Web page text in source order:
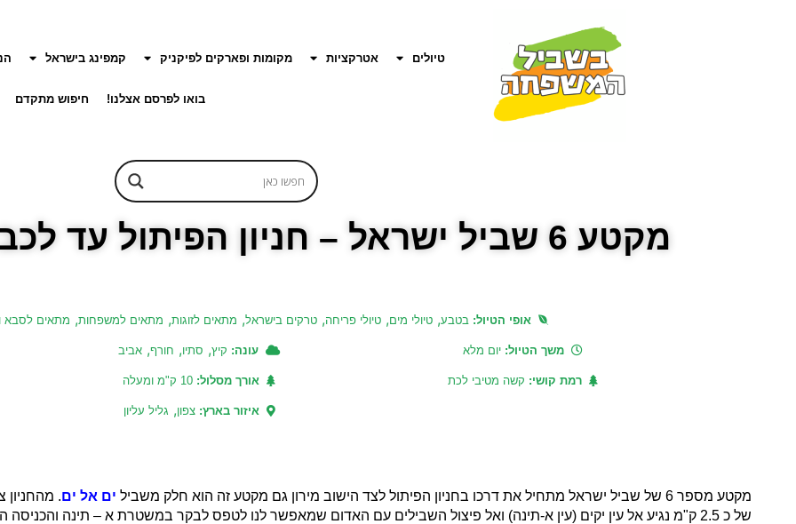
טיולים אטרקציות מקומות ופארקים לפיקניק קמפינג בישראל
בואו לפרסם אצלנו! חיפוש מתקדם
מקטע 6 שביל ישראל – חניון הפיתול עד לכביש 85
אופי הטיול:בטבע, טיולי מים, טיולי פריחה, טרקים בישראל, מתאים לזוגות, מתאים למשפחות, מתאים לסבא
משך הטיול: יום מלא עונה: קיץ, סתיו, חורף, אביב
רמת קושי: קשה מטיבי לכת אורך מסלול: 10 ק"מ ומעלה
איזור בארץ:צפון, גליל עליון
מקטע מספר 6 של שביל ישראל מתחיל את דרכו בחניון הפיתול לצד הישוב מירון גם מקטע זה הוא חלק משביל ים אל ים. מהחניון
של כ 2.5 ק"מ נגיע אל עין יקים (עין א-תינה) ואל פיצול השבילים עם האדום שמאפשר לנו לטפס לבקר במשטרת א – תינה